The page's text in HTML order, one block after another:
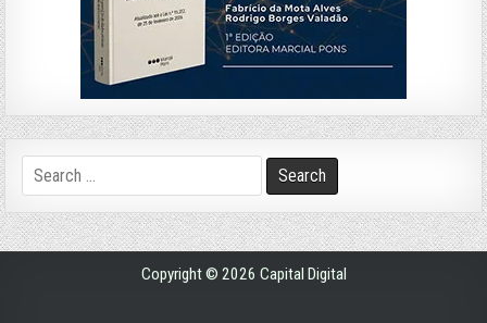
Search
for:
Copyright © 2026 Capital Digital